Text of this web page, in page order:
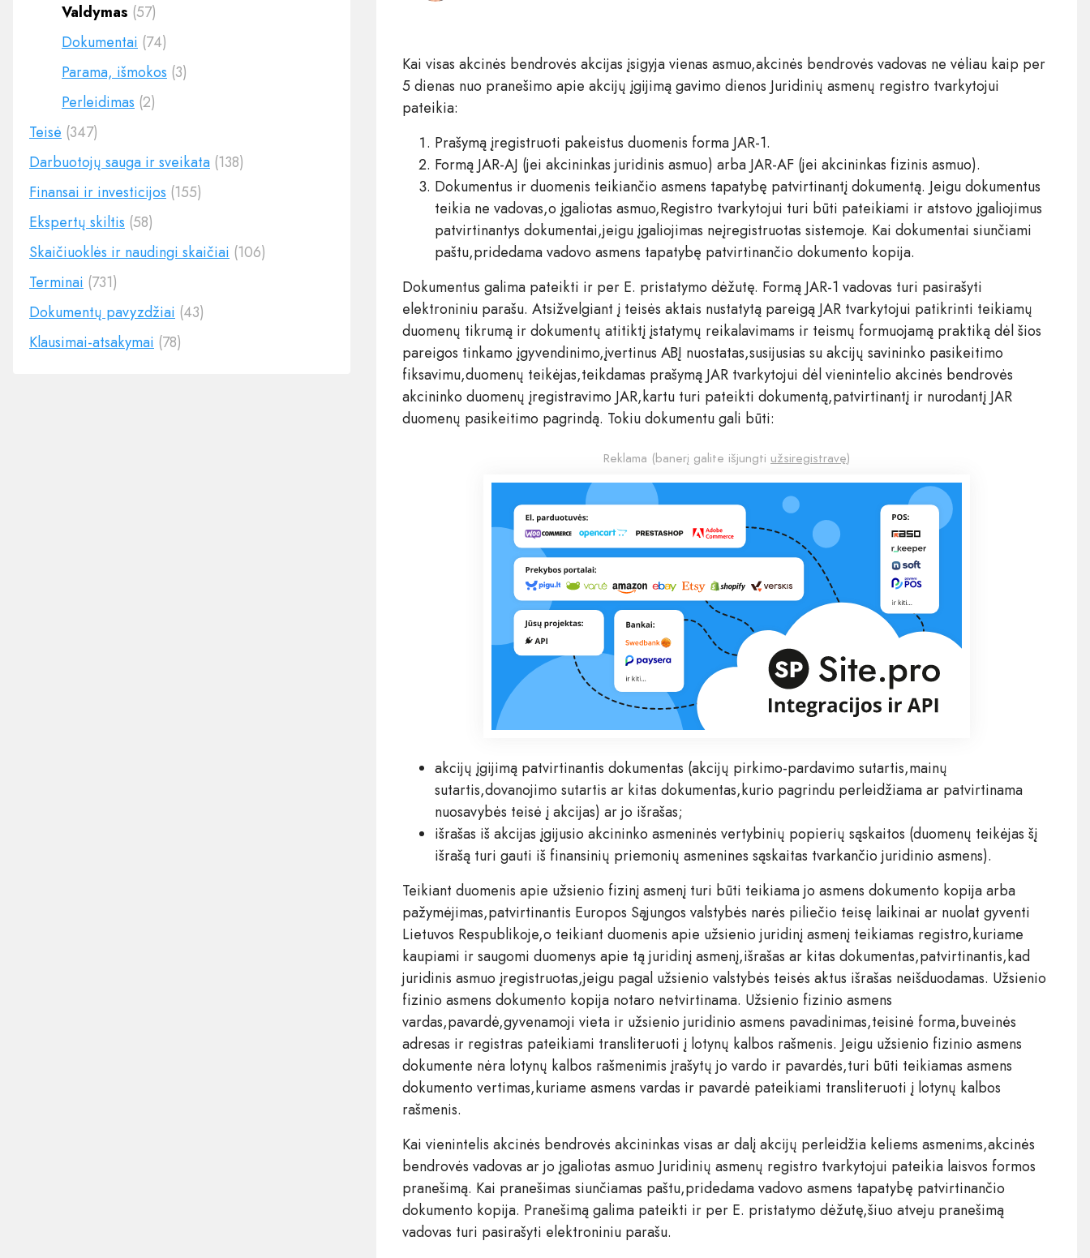
Valdymas (57)
Dokumentai (74)
Parama, išmokos (3)
Perleidimas (2)
Teisė (347)
Darbuotojų sauga ir sveikata (138)
Finansai ir investicijos (155)
Ekspertų skiltis (58)
Skaičiuoklės ir naudingi skaičiai (106)
Terminai (731)
Dokumentų pavyzdžiai (43)
Klausimai-atsakymai (78)
Kai visas akcinės bendrovės akcijas įsigyja vienas asmuo,akcinės bendrovės vadovas ne vėliau kaip per
5 dienas nuo pranešimo apie akcijų įgijimą gavimo dienos Juridinių asmenų registro tvarkytojui
pateikia:
Prašymą įregistruoti pakeistus duomenis forma JAR-1.
Formą JAR-AJ (jei akcininkas juridinis asmuo) arba JAR-AF (jei akcininkas fizinis asmuo).
Dokumentus ir duomenis teikiančio asmens tapatybę patvirtinantį dokumentą. Jeigu dokumentus
teikia ne vadovas,o įgaliotas asmuo,Registro tvarkytojui turi būti pateikiami ir atstovo įgaliojimus
patvirtinantys dokumentai,jeigu įgaliojimas neįregistruotas sistemoje. Kai dokumentai siunčiami
paštu,pridedama vadovo asmens tapatybę patvirtinančio dokumento kopija.
Dokumentus galima pateikti ir per E. pristatymo dėžutę. Formą JAR-1 vadovas turi pasirašyti
elektroniniu parašu. Atsižvelgiant į teisės aktais nustatytą pareigą JAR tvarkytojui patikrinti teikiamų
duomenų tikrumą ir dokumentų atitiktį įstatymų reikalavimams ir teismų formuojamą praktiką dėl šios
pareigos tinkamo įgyvendinimo,įvertinus ABĮ nuostatas,susijusias su akcijų savininko pasikeitimo
fiksavimu,duomenų teikėjas,teikdamas prašymą JAR tvarkytojui dėl vienintelio akcinės bendrovės
akcininko duomenų įregistravimo JAR,kartu turi pateikti dokumentą,patvirtinantį ir nurodantį JAR
duomenų pasikeitimo pagrindą. Tokiu dokumentu gali būti:
Reklama (banerį galite išjungti užsiregistravę)
akcijų įgijimą patvirtinantis dokumentas (akcijų pirkimo-pardavimo sutartis,mainų
sutartis,dovanojimo sutartis ar kitas dokumentas,kurio pagrindu perleidžiama ar patvirtinama
nuosavybės teisė į akcijas) ar jo išrašas;
išrašas iš akcijas įgijusio akcininko asmeninės vertybinių popierių sąskaitos (duomenų teikėjas šį
išrašą turi gauti iš finansinių priemonių asmenines sąskaitas tvarkančio juridinio asmens).
Teikiant duomenis apie užsienio fizinį asmenį turi būti teikiama jo asmens dokumento kopija arba
pažymėjimas,patvirtinantis Europos Sąjungos valstybės narės piliečio teisę laikinai ar nuolat gyventi
Lietuvos Respublikoje,o teikiant duomenis apie užsienio juridinį asmenį teikiamas registro,kuriame
kaupiami ir saugomi duomenys apie tą juridinį asmenį,išrašas ar kitas dokumentas,patvirtinantis,kad
juridinis asmuo įregistruotas,jeigu pagal užsienio valstybės teisės aktus išrašas neišduodamas. Užsienio
fizinio asmens dokumento kopija notaro netvirtinama. Užsienio fizinio asmens
vardas,pavardė,gyvenamoji vieta ir užsienio juridinio asmens pavadinimas,teisinė forma,buveinės
adresas ir registras pateikiami transliteruoti į lotynų kalbos rašmenis. Jeigu užsienio fizinio asmens
dokumente nėra lotynų kalbos rašmenimis įrašytų jo vardo ir pavardės,turi būti teikiamas asmens
dokumento vertimas,kuriame asmens vardas ir pavardė pateikiami transliteruoti į lotynų kalbos
rašmenis.
Kai vienintelis akcinės bendrovės akcininkas visas ar dalį akcijų perleidžia keliems asmenims,akcinės
bendrovės vadovas ar jo įgaliotas asmuo Juridinių asmenų registro tvarkytojui pateikia laisvos formos
pranešimą. Kai pranešimas siunčiamas paštu,pridedama vadovo asmens tapatybę patvirtinančio
dokumento kopija. Pranešimą galima pateikti ir per E. pristatymo dėžutę,šiuo atveju pranešimą
vadovas turi pasirašyti elektroniniu parašu.